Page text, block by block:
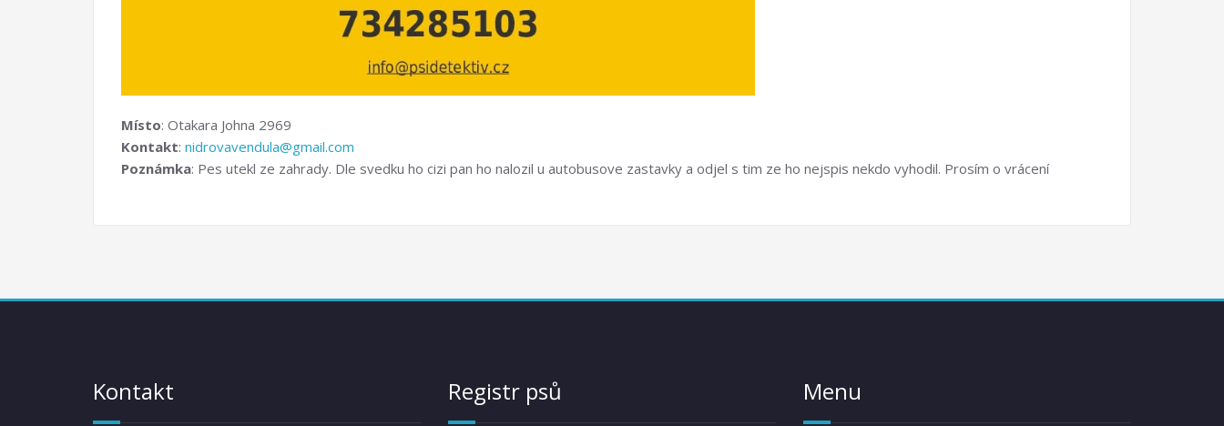
Místo: Otakara Johna 2969
Kontakt: nidrovavendula@gmail.com
Poznámka: Pes utekl ze zahrady. Dle svedku ho cizi pan ho nalozil u autobusove zastavky a odjel s tim ze ho nejspis nekdo vyhodil. Prosím o vrácení
Kontakt Registr psů Menu